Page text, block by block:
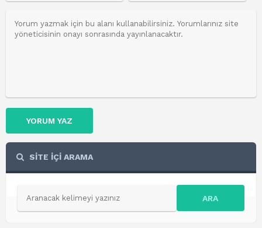
YORUM YAZ
SİTE İÇİ ARAMA
ARA